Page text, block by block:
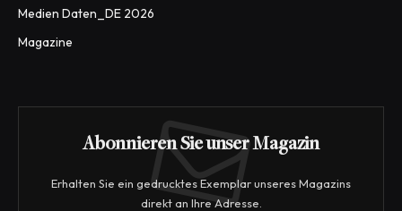
Medien Daten_DE 2026
Magazine
Abonnieren Sie unser Magazin
Erhalten Sie ein gedrucktes Exemplar unseres Magazins
direkt an Ihre Adresse.